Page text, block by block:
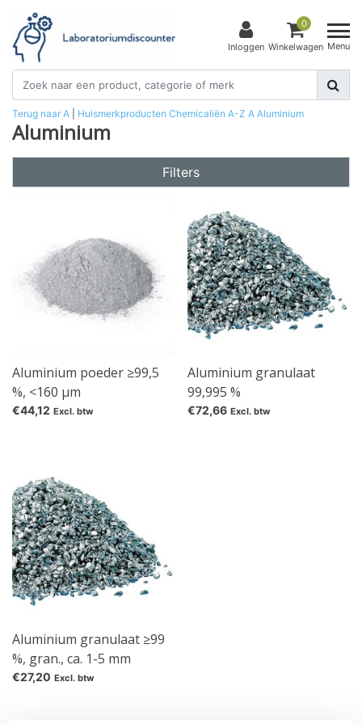
Inloggen
0
Winkelwagen Menu
Terug naar A Huismerkproducten Chemicaliën A-Z A Aluminium
Aluminium
Filters
Aluminium poeder ≥99,5
%, <160 μm
€44,12 Excl. btw
Aluminium granulaat
99,995 %
€72,66 Excl. btw
Aluminium granulaat ≥99
%, gran., ca. 1-5 mm
€27,20 Excl. btw